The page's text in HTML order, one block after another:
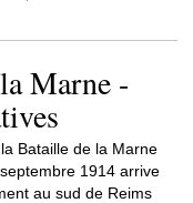
Marne -
Bataille de la Marne
1914 arrive
au sud de Reims